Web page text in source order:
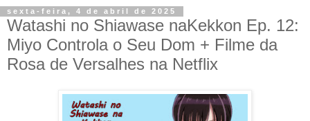
sexta-feira, 4 de abril de 2025
Watashi no Shiawase naKekkon Ep. 12:
Miyo Controla o Seu Dom + Filme da
Rosa de Versalhes na Netflix